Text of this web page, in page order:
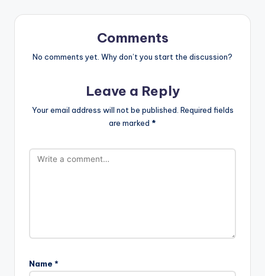
Comments
No comments yet. Why don’t you start the discussion?
Leave a Reply
Your email address will not be published. Required fields
are marked *
Name *